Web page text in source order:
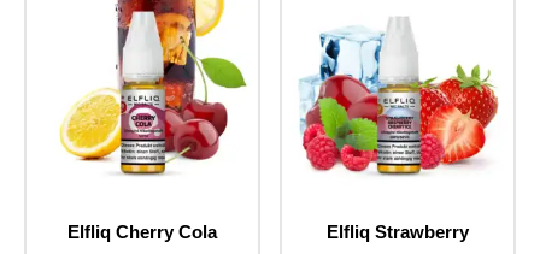
Elfliq Cherry Cola
Elfliq Strawberry